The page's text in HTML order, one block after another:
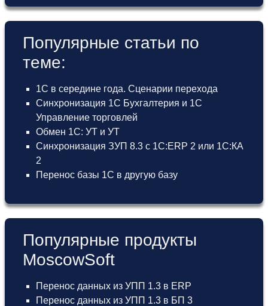
Популярные статьи по
теме:
1С в середине года. Сценарии перехода
Синхронизация 1С Бухгалтерия и 1С
Управление торговлей
Обмен 1С: УТ и УТ
Синхронизация ЗУП 8.3 с 1С:ERP 2 или 1С:КА
2
Перенос базы 1С в другую базу
Популярные продукты
MoscowSoft
Перенос данных из УПП 1.3 в ERP
Перенос данных из УПП 1.3 в БП 3